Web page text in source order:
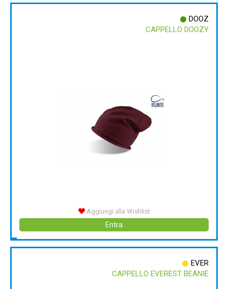
DOOZ
CAPPELLO DOOZY
Aggiungi alla Wishlist
Entra
EVER
CAPPELLO EVEREST BEANIE